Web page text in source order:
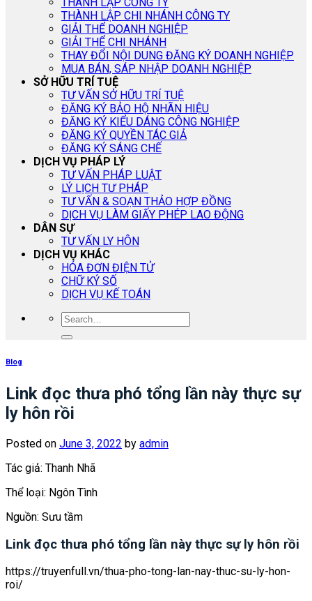
THÀNH LẬP CHI NHÁNH CÔNG TY
GIẢI THỂ DOANH NGHIỆP
GIẢI THỂ CHI NHÁNH
THAY ĐỔI NỘI DUNG ĐĂNG KÝ DOANH NGHIỆP
MUA BÁN, SÁP NHẬP DOANH NGHIỆP
SỞ HỮU TRÍ TUỆ
TƯ VẤN SỞ HỮU TRÍ TUỆ
ĐĂNG KÝ BẢO HỘ NHÃN HIỆU
ĐĂNG KÝ KIỂU DÁNG CÔNG NGHIỆP
ĐĂNG KÝ QUYỀN TÁC GIẢ
ĐĂNG KÝ SÁNG CHẾ
DỊCH VỤ PHÁP LÝ
TƯ VẤN PHÁP LUẬT
LÝ LỊCH TƯ PHÁP
TƯ VẤN & SOẠN THẢO HỢP ĐỒNG
DỊCH VỤ LÀM GIẤY PHÉP LAO ĐỘNG
DÂN SỰ
TƯ VẤN LY HÔN
DỊCH VỤ KHÁC
HÓA ĐƠN ĐIỆN TỬ
CHỮ KÝ SỐ
DỊCH VỤ KẾ TOÁN
Blog
Link đọc thưa phó tổng lần này thực sự
ly hôn rồi
Posted on June 3, 2022 by admin
Tác giả: Thanh Nhã
Thể loại: Ngôn Tình
Nguồn: Sưu tầm
Link đọc thưa phó tổng lần này thực sự ly hôn rồi
https://truyenfull.vn/thua-pho-tong-lan-nay-thuc-su-ly-hon-
roi/